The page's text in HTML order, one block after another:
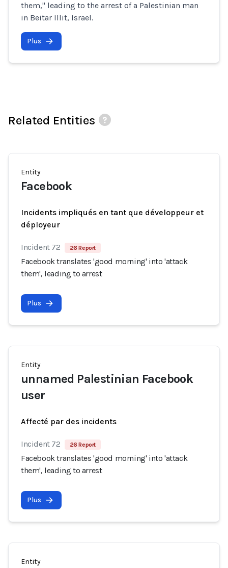
them," leading to the arrest of a Palestinian man
in Beitar Illit, Israel.
Plus
Related Entities
Entity
Facebook
Incidents impliqués en tant que développeur et
déployeur
Incident 72 26 Report
Facebook translates 'good morning' into 'attack
them', leading to arrest
Plus
Entity
unnamed Palestinian Facebook
user
Affecté par des incidents
Incident 72 26 Report
Facebook translates 'good morning' into 'attack
them', leading to arrest
Plus
Entity